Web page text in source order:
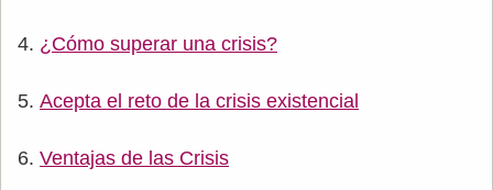
¿Cómo superar una crisis?
Acepta el reto de la crisis existencial
Ventajas de las Crisis